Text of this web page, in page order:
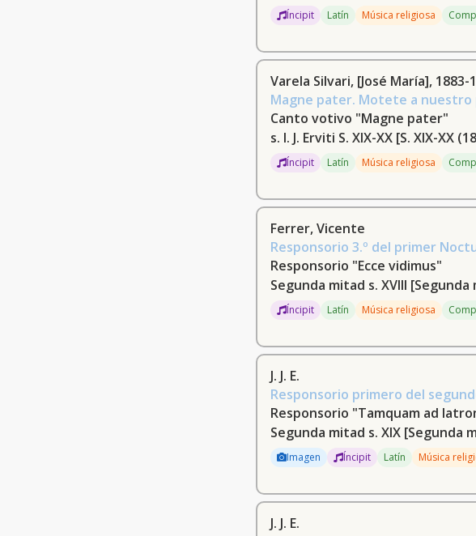
Íncipit Latín Música religiosa
Varela Silvari, [José María], 1883-
Magne pater. Motete a nuestro
Canto votivo "Magne pater"
s. l. J. Erviti S. XIX-XX [S. XIX-XX
Íncipit Latín Música religiosa
Ferrer, Vicente
Responsorio 3.º del primer
Responsorio "Ecce vidimus"
Segunda mitad s. XVIII [Segunda
Íncipit Latín Música religiosa
J. J. E.
Responsorio primero del
Responsorio "Tamquam ad
Segunda mitad s. XIX [Segunda
Imagen Íncipit Latín Música
J. J. E.